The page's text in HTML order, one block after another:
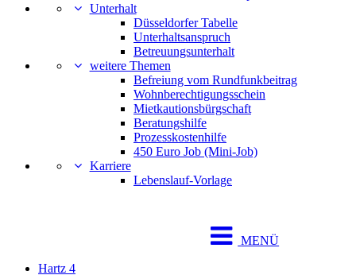
Unterhalt
Düsseldorfer Tabelle
Unterhaltsanspruch
Betreuungsunterhalt
weitere Themen
Befreiung vom Rundfunkbeitrag
Wohnberechtigungsschein
Mietkautionsbürgschaft
Beratungshilfe
Prozesskostenhilfe
450 Euro Job (Mini-Job)
Karriere
Lebenslauf-Vorlage
MENÜ
Hartz 4